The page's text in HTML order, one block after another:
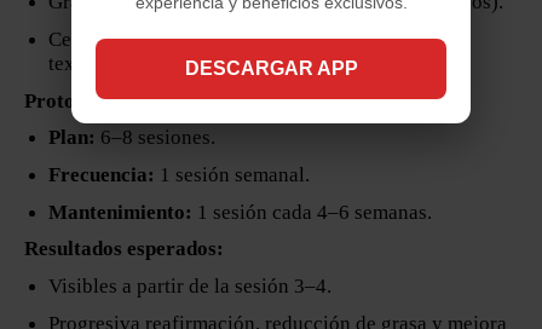
Celulitis con acumulación de grasa que afecta la
textura y firmeza de la piel.
Protocolo sugerido
Plan: 6–8 sesiones.
Frecuencia: 1 sesión semanal.
Mantenimiento: 1 sesión cada 4–6 semanas.
Resultados esperados:
Visibles a partir de la sesión 3–4.
Progresiva reafirmación, reducción de grasa y mejora
DESCARGAR APP